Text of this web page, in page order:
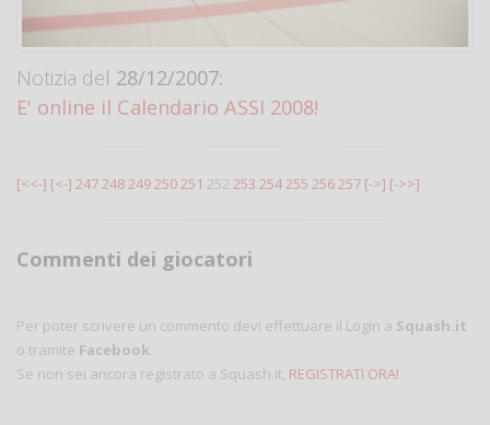
Notizia del 28/12/2007:
E' online il Calendario ASSI 2008!
[<<-] [<-] 247248249250251 252 253 254255 256257 [->] [->>]
Commenti dei giocatori
Per poter scrivere un commento devi effettuare il Login a Squash.it
o tramite Facebook.
Se non sei ancora registrato a Squash.it, REGISTRATI ORA!